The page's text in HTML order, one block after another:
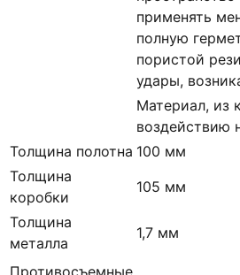
применять
полную
пористой
удары,
Материал, из
воздействию
Толщина полотна 100 мм
Толщина
коробки
105 мм
Толщина
металла
1,7 мм
Противосъемные